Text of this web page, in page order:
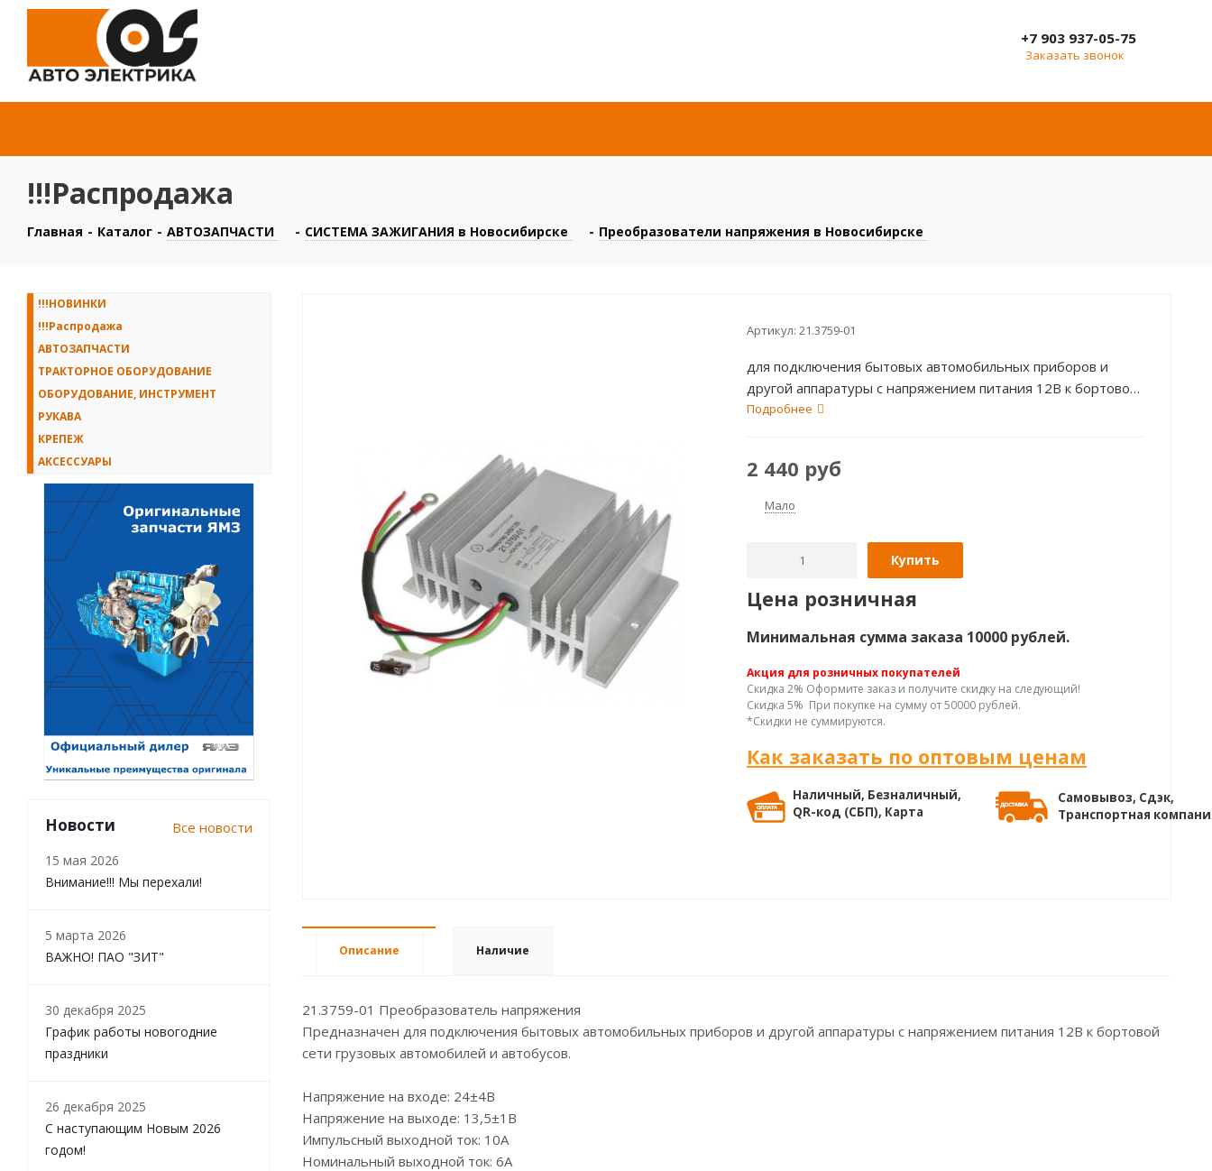
+7 903 937-05-75
Заказать звонок
!!!Распродажа
Главная - Каталог - АВТОЗАПЧАСТИ - СИСТЕМА ЗАЖИГАНИЯ в Новосибирске - Преобразователи напряжения в Новосибирске
Артикул: 21.3759-01
для подключения бытовых автомобильных приборов и
другой аппаратуры с напряжением питания 12В к бортовой
сети грузовых автомобилей и автобусов.
Подробнее
2 440 руб
Мало
Купить
Цена розничная
Минимальная сумма заказа 10000 рублей.
Акция для розничных покупателей
Скидка 2% Оформите заказ и получите скидку на следующий!
Скидка 5% При покупке на сумму от 50000 рублей.
*Скидки не суммируются.
Как заказать по оптовым ценам
Наличный, Безналичный,
QR-код (СБП), Карта
Самовывоз, Сдэк,
Транспортная
Описание Наличие
21.3759-01 Преобразователь напряжения
Предназначен для подключения бытовых автомобильных приборов и другой аппаратуры с напряжением питания 12В к бортовой
сети грузовых автомобилей и автобусов.
Напряжение на входе: 24±4В
Напряжение на выходе: 13,5±1В
Импульсный выходной ток: 10А
Номинальный выходной ток: 6А
!!!НОВИНКИ
!!!Распродажа
АВТОЗАПЧАСТИ
ТРАКТОРНОЕ ОБОРУДОВАНИЕ
ОБОРУДОВАНИЕ, ИНСТРУМЕНТ
РУКАВА
КРЕПЕЖ
АКСЕССУАРЫ
Новости Все новости
15 мая 2026
Внимание!!! Мы перехали!
5 марта 2026
ВАЖНО! ПАО "ЗИТ"
30 декабря 2025
График работы новогодние
праздники
26 декабря 2025
С наступающим Новым 2026
годом!